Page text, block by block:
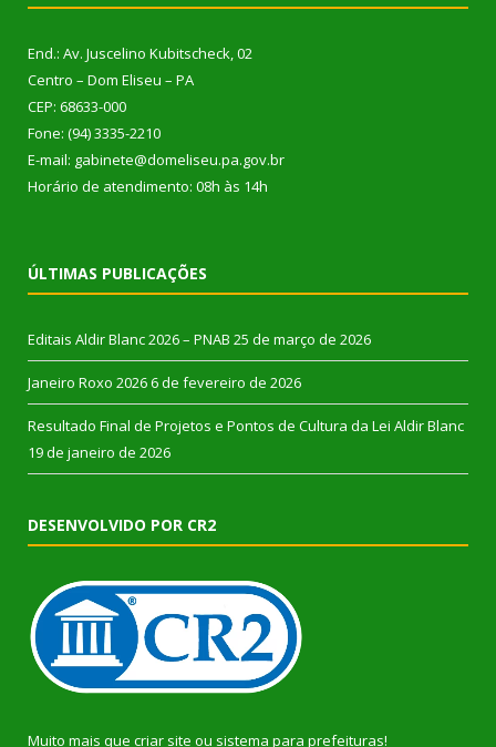
End.: Av. Juscelino Kubitscheck, 02
Centro – Dom Eliseu – PA
CEP: 68633-000
Fone: (94) 3335-2210
E-mail: gabinete@domeliseu.pa.gov.br
Horário de atendimento: 08h às 14h
ÚLTIMAS PUBLICAÇÕES
Editais Aldir Blanc 2026 – PNAB 25 de março de 2026
Janeiro Roxo 2026 6 de fevereiro de 2026
Resultado Final de Projetos e Pontos de Cultura da Lei Aldir Blanc
19 de janeiro de 2026
DESENVOLVIDO POR CR2
Muito mais que criar site ou sistema para prefeituras!